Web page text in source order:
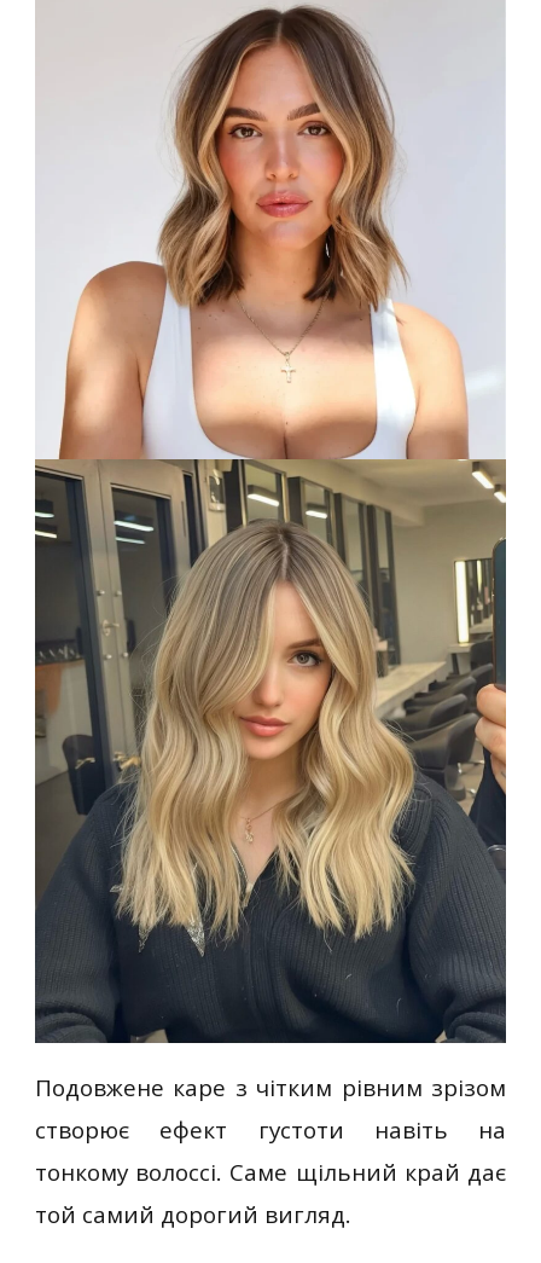
Подовжене каре з чітким рівним зрізом
створює ефект густоти навіть на
тонкому волоссі. Саме щільний край дає
той самий дорогий вигляд.